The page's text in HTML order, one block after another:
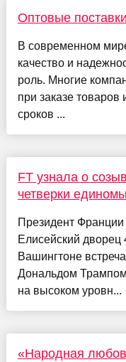
Оптовые
В современном
качество и
роль. Многие
при заказе товаров
сроков ...
FT узнала о
четверки
Президент
Елисейский дворец
Вашингтоне
Дональдом
на высоком уровн...
«Народная